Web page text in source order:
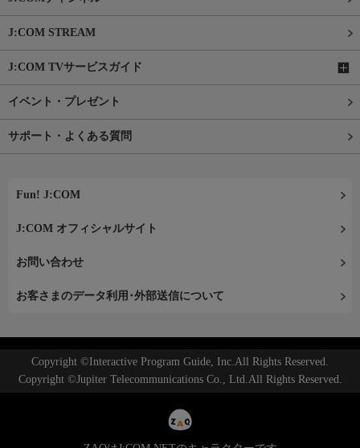
J:COM STREAM
J:COM TVサービスガイド
イベント・プレゼント
サポート・よくある質問
Fun! J:COM
J:COM オフィシャルサイト
お問い合わせ
お客さまのデータ利用･外部送信について
Copyright ©Interactive Program Guide, Inc.All Rights Reserved.
Copyright ©Jupiter Telecommunications Co., Ltd.All Rights Reserved.